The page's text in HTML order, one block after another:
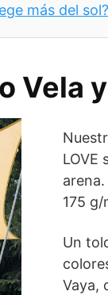
más del sol?
Vela
LOVE
175 g/
Un
Vaya,